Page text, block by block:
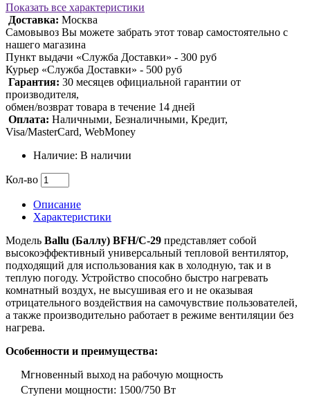
Показать все характеристики
Доставка: Москва
Самовывоз Вы можете забрать этот товар самостоятельно с
нашего магазина
Пункт выдачи «Служба Доставки» - 300 руб
Курьер «Служба Доставки» - 500 руб
Гарантия: 30 месяцев официальной гарантии от
производителя,
обмен/возврат товара в течение 14 дней
Оплата: Наличными, Безналичными, Кредит,
Visa/MasterCard, WebMoney
Наличие: В наличии
Кол-во
Описание
Характеристики
Модель Ballu (Баллу) BFH/С-29 представляет собой
высокоэффективный универсальный тепловой вентилятор,
подходящий для использования как в холодную, так и в
теплую погоду. Устройство способно быстро нагревать
комнатный воздух, не высушивая его и не оказывая
отрицательного воздействия на самочувствие пользователей,
а также производительно работает в режиме вентиляции без
нагрева.
Особенности и преимущества:
Мгновенный выход на рабочую мощность
Ступени мощности: 1500/750 Вт